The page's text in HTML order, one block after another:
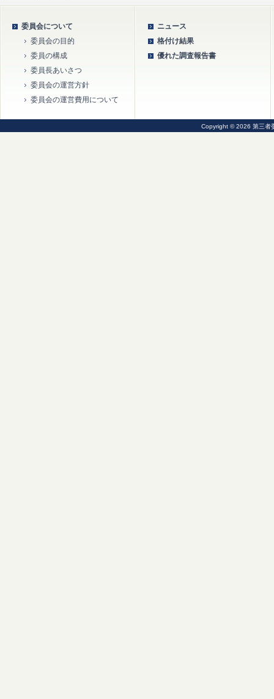
委員会について
委員会の目的
委員の構成
委員長あいさつ
委員会の運営方針
委員会の運営費用について
ニュース
格付け結果
優れた調査報告書
Copyright © 2026 第三者